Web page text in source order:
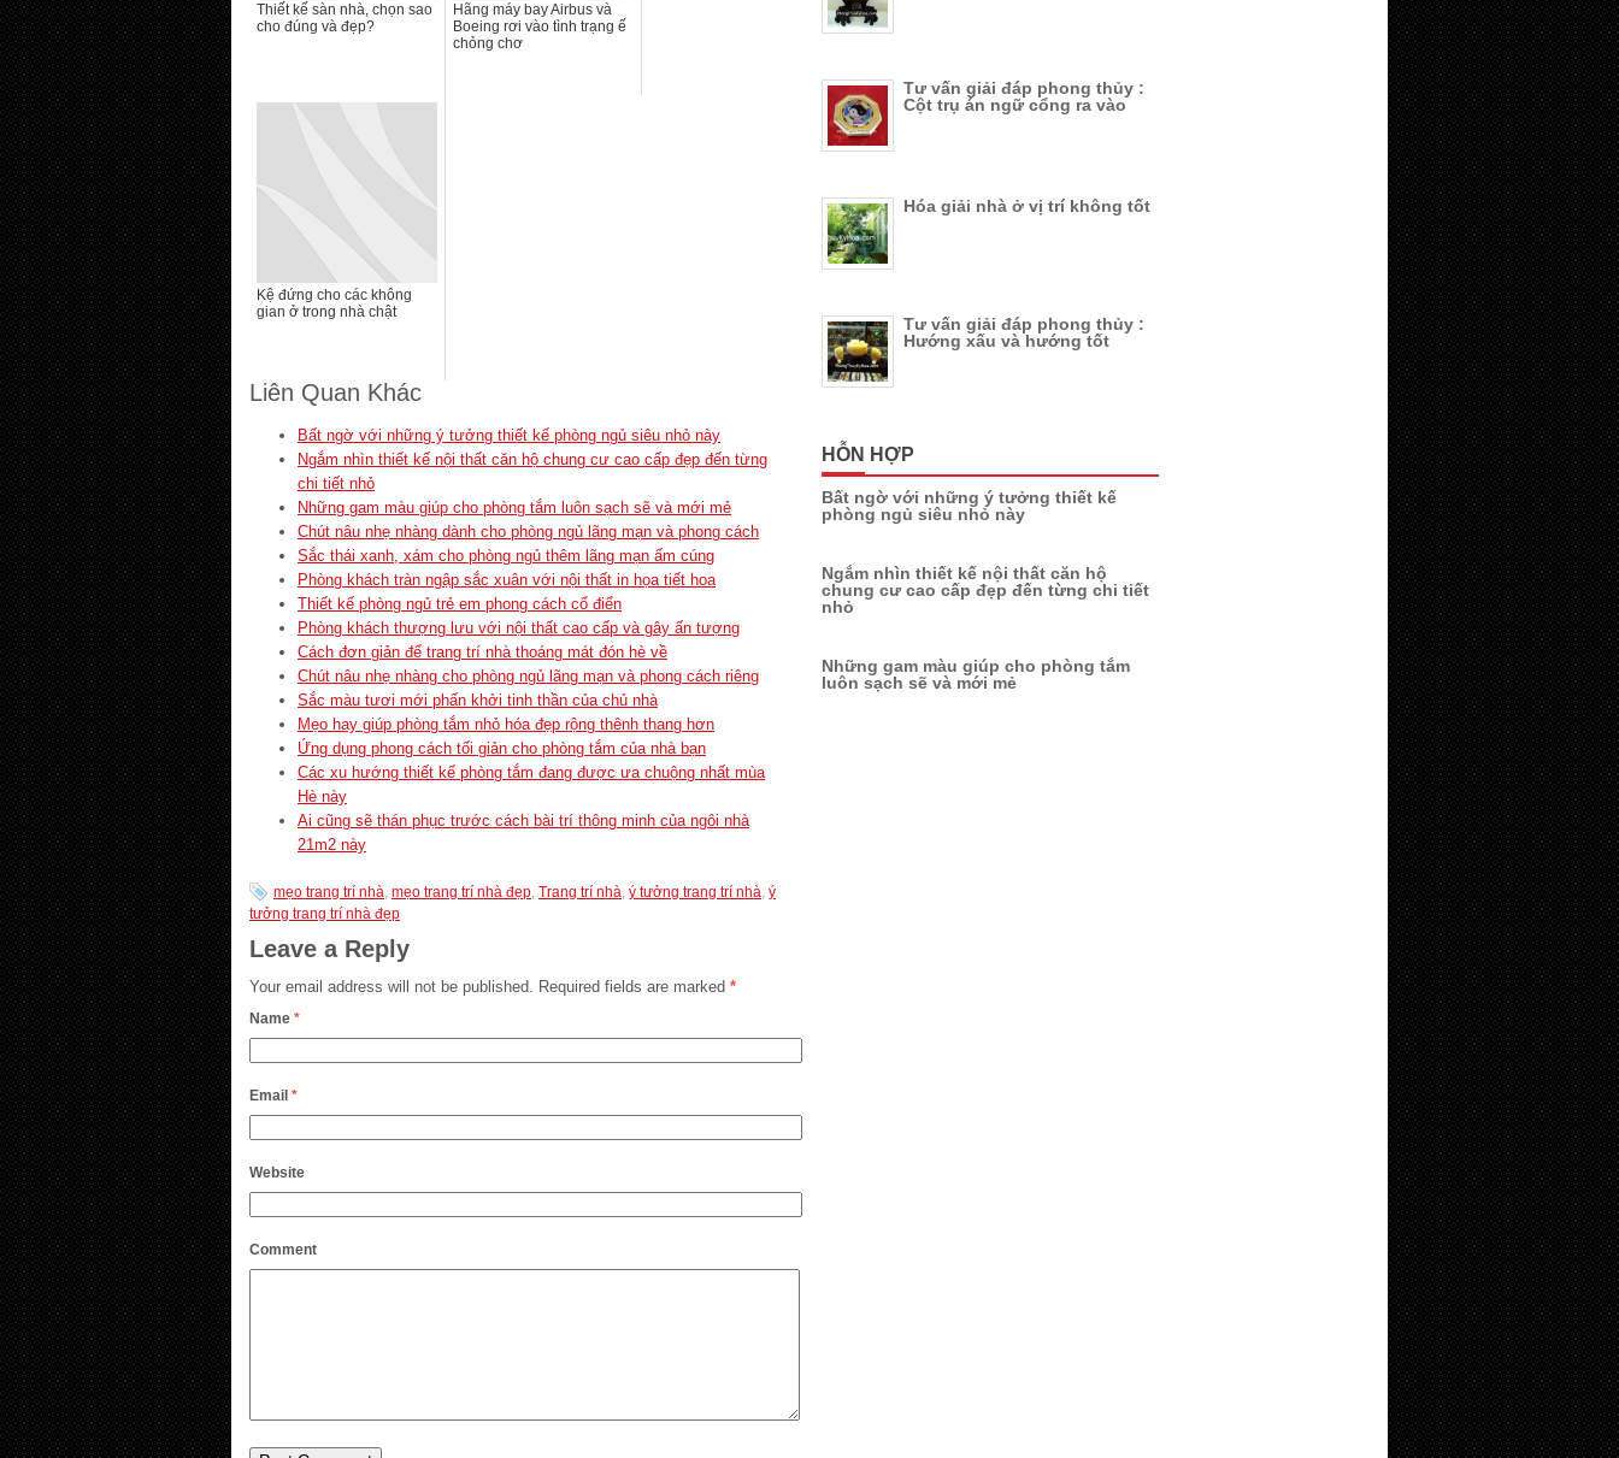
Thiết kế sàn nhà, chọn sao
cho đúng và đẹp?
Hãng máy bay Airbus và
Boeing rơi vào tình trạng ế
chỏng chơ
Kệ đứng cho các không
gian ở trong nhà chật
Liên Quan Khác
Bất ngờ với những ý tưởng thiết kế phòng ngủ siêu nhỏ này
Ngắm nhìn thiết kế nội thất căn hộ chung cư cao cấp đẹp đến từng
chi tiết nhỏ
Những gam màu giúp cho phòng tắm luôn sạch sẽ và mới mẻ
Chút nâu nhẹ nhàng dành cho phòng ngủ lãng mạn và phong cách
Sắc thái xanh, xám cho phòng ngủ thêm lãng mạn ấm cúng
Phòng khách tràn ngập sắc xuân với nội thất in họa tiết hoa
Thiết kế phòng ngủ trẻ em phong cách cổ điển
Phòng khách thượng lưu với nội thất cao cấp và gây ấn tượng
Cách đơn giản để trang trí nhà thoáng mát đón hè về
Chút nâu nhẹ nhàng cho phòng ngủ lãng mạn và phong cách riêng
Sắc màu tươi mới phấn khởi tinh thần của chủ nhà
Mẹo hay giúp phòng tắm nhỏ hóa đẹp rộng thênh thang hơn
Ứng dụng phong cách tối giản cho phòng tắm của nhà bạn
Các xu hướng thiết kế phòng tắm đang được ưa chuộng nhất mùa
Hè này
Ai cũng sẽ thán phục trước cách bài trí thông minh của ngôi nhà
21m2 này
mẹo trang trí nhà, mẹo trang trí nhà đẹp, Trang trí nhà, ý tưởng trang trí nhà, ý
tưởng trang trí nhà đẹp
Leave a Reply
Your email address will not be published. Required fields are marked *
Name *
Email *
Website
Comment
Tư vấn giải đáp phong thủy :
Cột trụ án ngữ cổng ra vào
Hóa giải nhà ở vị trí không tốt
Tư vấn giải đáp phong thủy :
Hướng xấu và hướng tốt
HỖN HỢP
Bất ngờ với những ý tưởng thiết kế
phòng ngủ siêu nhỏ này
Ngắm nhìn thiết kế nội thất căn hộ
chung cư cao cấp đẹp đến từng chi tiết
nhỏ
Những gam màu giúp cho phòng tắm
luôn sạch sẽ và mới mẻ